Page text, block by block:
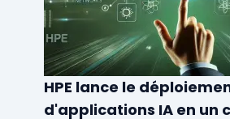
HPE lance le
d'applications IA en un